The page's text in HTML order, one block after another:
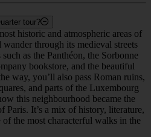
tour?
historic and atmospheric areas of
through its medieval streets
as the Panthéon, the Sorbonne
bookstore, and the beautiful
way, you’ll also pass Roman ruins,
and parts of the Luxembourg
this neighbourhood became the
Paris. It’s a mix of history, literature,
the most characterful walks in the